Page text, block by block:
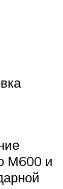
М600 и